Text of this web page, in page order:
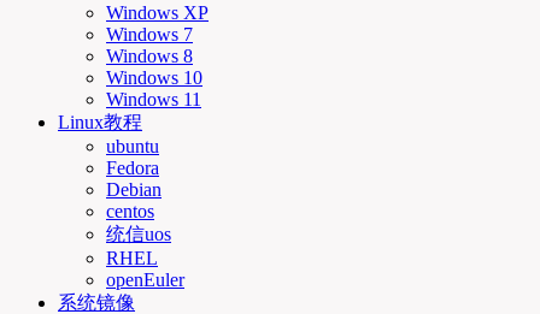
Windows XP
Windows 7
Windows 8
Windows 10
Windows 11
Linux教程
ubuntu
Fedora
Debian
centos
统信uos
RHEL
openEuler
系统镜像